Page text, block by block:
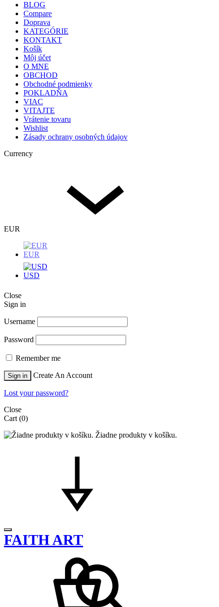
BLOG
Compare
Doprava
KATEGÓRIE
KONTAKT
Košík
Môj účet
O MNE
OBCHOD
Obchodné podmienky
POKLADŇA
VIAC
VITAJTE
Vrátenie tovaru
Wishlist
Zásady ochrany osobných údajov
Currency
EUR
EUR
USD
Close
Sign in
Username
Password
Remember me
Sign in Create An Account
Lost your password?
Close
Cart(0)
Žiadne produkty v košíku.
FAITH ART